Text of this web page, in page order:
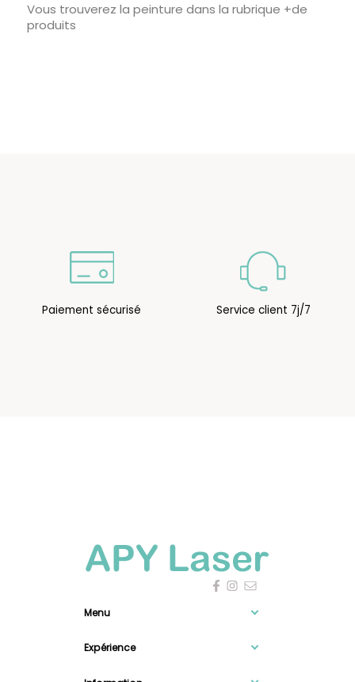
Vous trouverez la peinture dans la rubrique +de
produits
Paiement sécurisé Service client 7j/7
Menu
Expérience